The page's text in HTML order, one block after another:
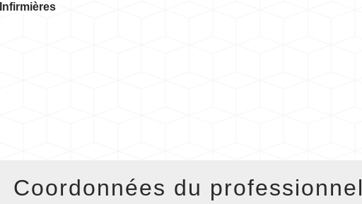
Infirmières
Coordonnées du professionnel